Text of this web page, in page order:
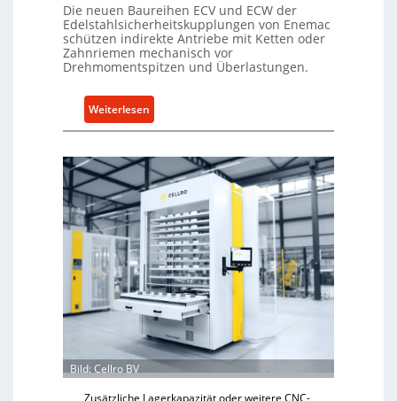
Die neuen Baureihen ECV und ECW der
Edelstahlsicherheitskupplungen von Enemac
schützen indirekte Antriebe mit Ketten oder
Zahnriemen mechanisch vor
Drehmomentspitzen und Überlastungen.
Weiterlesen
M
c
h
n
i
c
h
e
Ü
Bild: Cellro BV
Zusätzliche Lagerkapazität oder weitere CNC-